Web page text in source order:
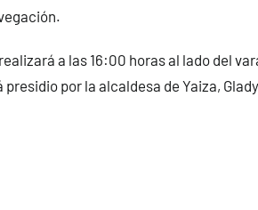
a las 16:00 horas al lado del
presidio por la alcaldesa de Yaiza,